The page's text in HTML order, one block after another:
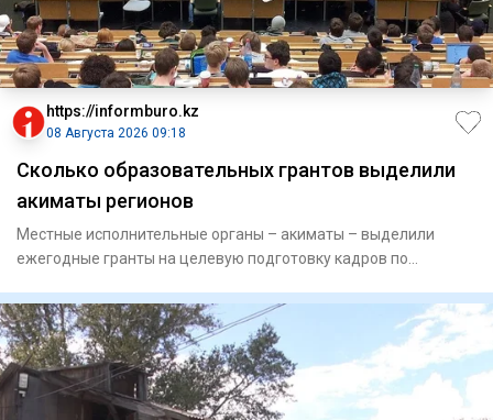
https://informburo.kz
08 Августа 2026 09:18
Сколько образовательных грантов выделили
акиматы регионов
Местные исполнительные органы – акиматы – выделили
ежегодные гранты на целевую подготовку кадров по